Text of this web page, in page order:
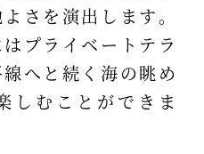
さを演出します。
プライベートテラ
へと続く海の眺め
しむことができま